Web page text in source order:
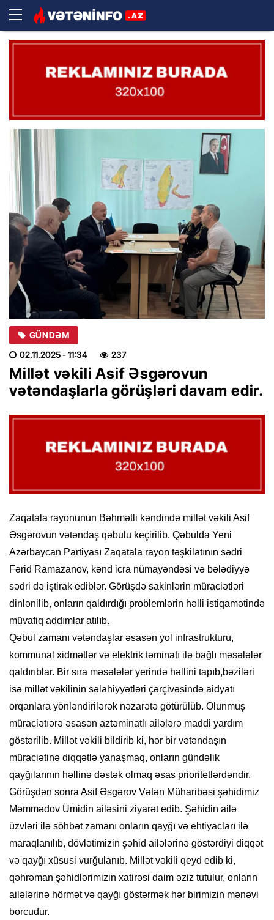
GÜNDƏM
02.11.2025- 11:34 237
Millət vəkili Asif Əsgərovun
vətəndaşlarla görüşləri davam edir.
Zaqatala rayonunun Bəhmətli kəndində millət vəkili Asif
Əsgərovun vətəndaş qəbulu keçirilib. Qəbulda Yeni
Azərbaycan Partiyası Zaqatala rayon təşkilatının sədri
Fərid Ramazanov, kənd icra nümayəndəsi və bələdiyyə
sədri də iştirak ediblər. Görüşdə sakinlərin müraciətləri
dinlənilib, onların qaldırdığı problemlərin həlli istiqamətində
müvafiq addımlar atılıb.
Qəbul zamanı vətəndaşlar əsasən yol infrastrukturu,
kommunal xidmətlər və elektrik təminatı ilə bağlı məsələlər
qaldırıblar. Bir sıra məsələlər yerində həllini tapıb,bəziləri
isə millət vəkilinin səlahiyyətləri çərçivəsində aidyatı
orqanlara yönləndirilərək nəzarətə götürülüb. Olunmuş
müraciətıərə əsasən aztəminatlı ailələrə maddi yardım
göstərilib. Millət vəkili bildirib ki, hər bir vətəndaşın
müraciətinə diqqətlə yanaşmaq, onların gündəlik
qayğılarının həllinə dəstək olmaq əsas prioritetlərdəndir.
Görüşdən sonra Asif Əsgərov Vətən Müharibəsi şəhidimiz
Məmmədov Ümidin ailəsini ziyarət edib. Şəhidin ailə
üzvləri ilə söhbət zamanı onların qayğı və ehtiyacları ilə
maraqlanılıb, dövlətimizin şəhid ailələrinə göstərdiyi diqqət
və qayğı xüsusi vurğulanıb. Millət vəkili qeyd edib ki,
qəhrəman şəhidlərimizin xatirəsi daim əziz tutulur, onların
ailələrinə hörmət və qayğı göstərmək hər birimizin mənəvi
borcudur.